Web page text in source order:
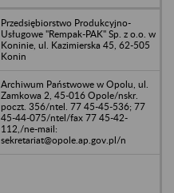
Przedsiębiorstwo Produkcyjno-
Usługowe "Rempak-PAK" Sp. z o.o. w
Koninie, ul. Kazimierska 45, 62-505
Konin
Archiwum Państwowe w Opolu, ul.
Zamkowa 2, 45-016 Opole/nskr.
poczt. 356/ntel. 77 45-45-536; 77
45-44-075/ntel/fax 77 45-42-
112,/ne-mail:
sekretariat@opole.ap.gov.pl/n